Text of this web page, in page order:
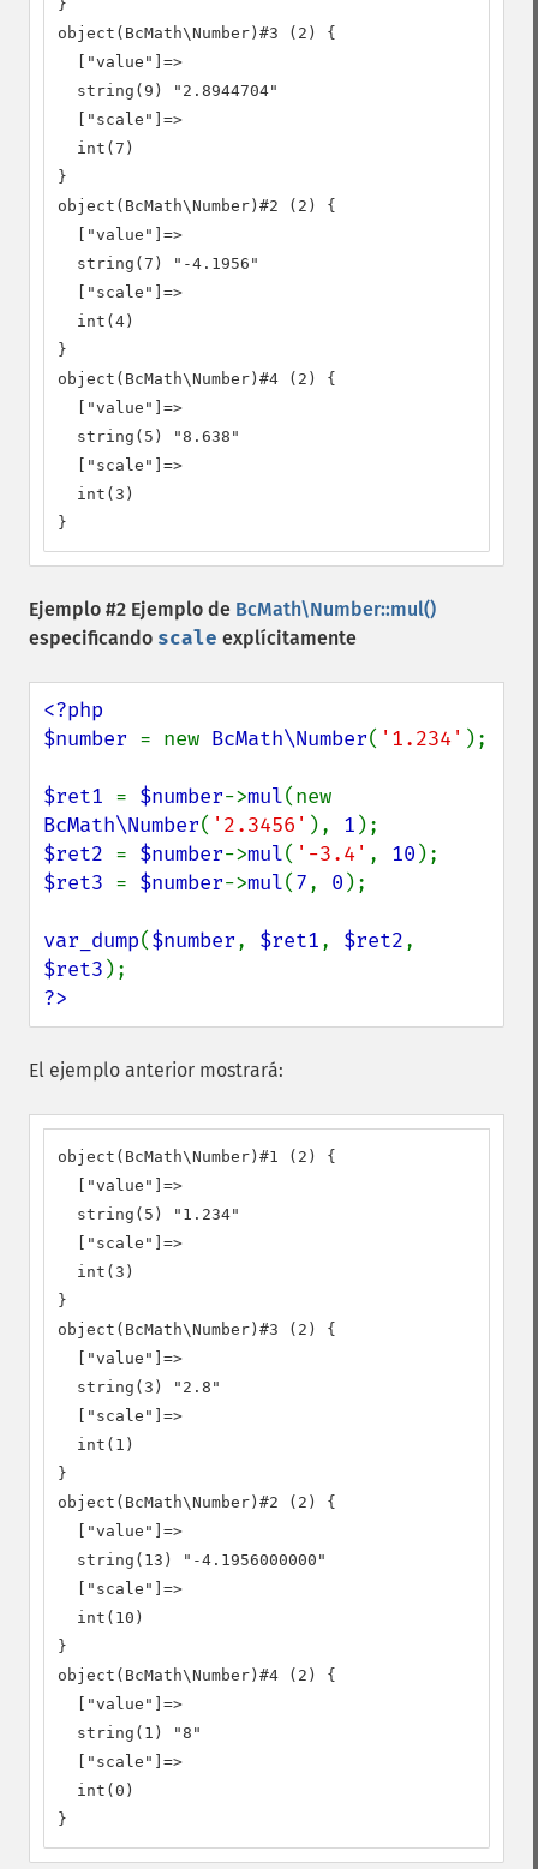
}
object(BcMath\Number)#3 (2) {
  ["value"]=>
  string(9) "2.8944704"
  ["scale"]=>
  int(7)
}
object(BcMath\Number)#2 (2) {
  ["value"]=>
  string(7) "-4.1956"
  ["scale"]=>
  int(4)
}
object(BcMath\Number)#4 (2) {
  ["value"]=>
  string(5) "8.638"
  ["scale"]=>
  int(3)
}
Ejemplo #2 Ejemplo de BcMath\Number::mul()
especificando scale explícitamente
<?php
$number = new BcMath\Number( '1.234' );
$ret1 = $number->mul
BcMath\Number( '2.3456' ), 1
$ret2 = $number->mul( '-3.4' , 10
$ret3 = $number->mul(7, 0 );
var_dump($number, $ret1, $ret2
$ret3
?>
El ejemplo anterior mostrará:
object(BcMath\Number)#1 (2) {
  ["value"]=>
  string(5) "1.234"
  ["scale"]=>
  int(3)
}
object(BcMath\Number)#3 (2) {
  ["value"]=>
  string(3) "2.8"
  ["scale"]=>
  int(1)
}
object(BcMath\Number)#2 (2) {
  ["value"]=>
  string(13) "-4.1956000000"
  ["scale"]=>
  int(10)
}
object(BcMath\Number)#4 (2) {
  ["value"]=>
  string(1) "8"
  ["scale"]=>
  int(0)
}